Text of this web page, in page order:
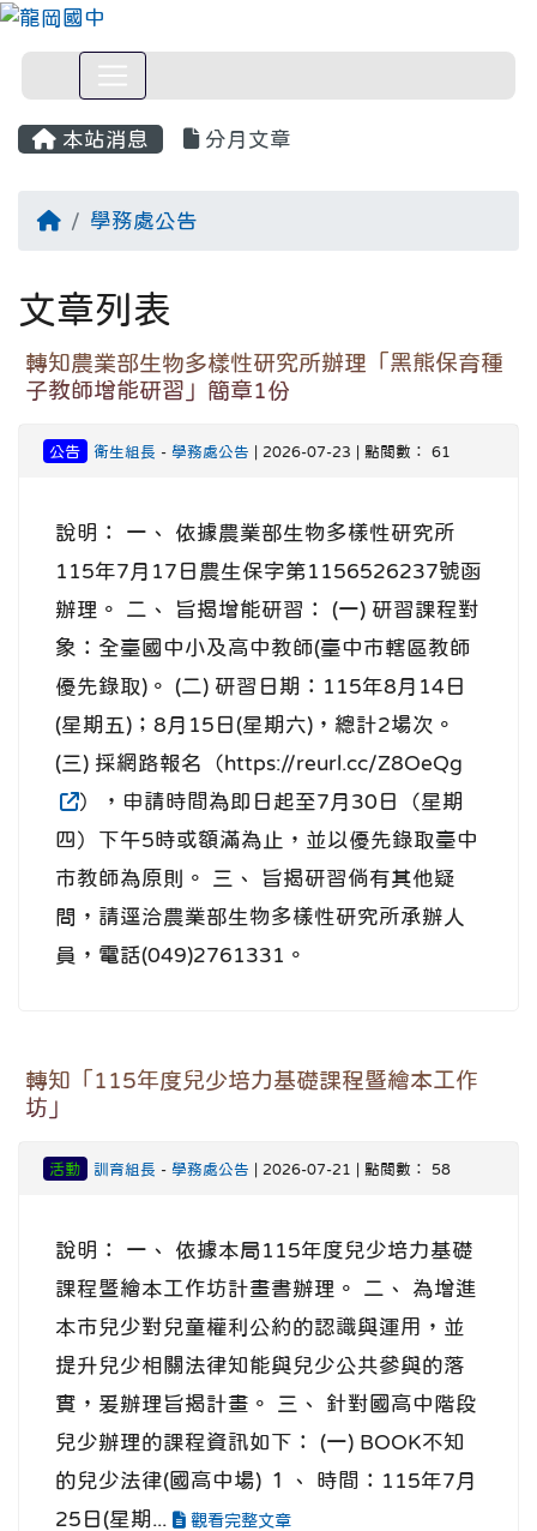
本站消息 分月文章
回首頁學務處公告
文章列表
轉知農業部生物多樣性研究所辦理「黑熊保育種
子教師增能研習」簡章1份
公告 衛生組長 - 學務處公告 | 2026-07-23 | 點閱數： 61
說明： 一、 依據農業部生物多樣性研究所
115年7月17日農生保字第1156526237號函
辦理。 二、 旨揭增能研習： (一) 研習課程對
象：全臺國中小及高中教師(臺中市轄區教師
優先錄取)。 (二) 研習日期：115年8月14日
(星期五)；8月15日(星期六)，總計2場次。
(三) 採網路報名（https://reurl.cc/Z8OeQg
），申請時間為即日起至7月30日（星期
四）下午5時或額滿為止，並以優先錄取臺中
市教師為原則。 三、 旨揭研習倘有其他疑
問，請逕洽農業部生物多樣性研究所承辦人
員，電話(049)2761331。
轉知「115年度兒少培力基礎課程暨繪本工作
坊」
活動 訓育組長 - 學務處公告 | 2026-07-21 | 點閱數： 58
說明： 一、 依據本局115年度兒少培力基礎
課程暨繪本工作坊計畫書辦理。 二、 為增進
本市兒少對兒童權利公約的認識與運用，並
提升兒少相關法律知能與兒少公共參與的落
實，爰辦理旨揭計畫。 三、 針對國高中階段
兒少辦理的課程資訊如下： (一) BOOK不知
的兒少法律(國高中場) １、 時間：115年7月
25日(星期...
觀看完整文章